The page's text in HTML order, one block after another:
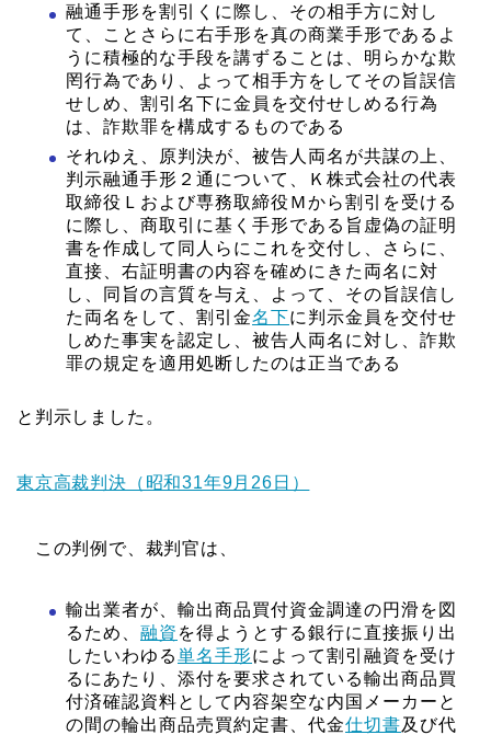
融通手形を割引くに際し、その相手方に対し
て、ことさらに右手形を真の商業手形であるよ
うに積極的な手段を講ずることは、明らかな欺
罔行為であり、よって相手方をしてその旨誤信
せしめ、割引名下に金員を交付せしめる行為
は、詐欺罪を構成するものである
それゆえ、原判決が、被告人両名が共謀の上、
判示融通手形２通について、Ｋ株式会社の代表
取締役Ｌおよび専務取締役Ｍから割引を受ける
に際し、商取引に基く手形である旨虚偽の証明
書を作成して同人らにこれを交付し、さらに、
直接、右証明書の内容を確めにきた両名に対
し、同旨の言質を与え、よって、その旨誤信し
た両名をして、割引金名下に判示金員を交付せ
しめた事実を認定し、被告人両名に対し、詐欺
罪の規定を適用処断したのは正当である
と判示しました。
東京高裁判決（昭和31年9月26日）
この判例で、裁判官は、
輸出業者が、輸出商品買付資金調達の円滑を図
るため、 融資 を得ようとする銀行に直接振り出
したいわゆる単名手形によって割引融資を受け
るにあたり、添付を要求されている輸出商品買
付済確認資料として内容架空な内国メーカーと
の間の輪出商品売買約定書、代金仕切書及び代